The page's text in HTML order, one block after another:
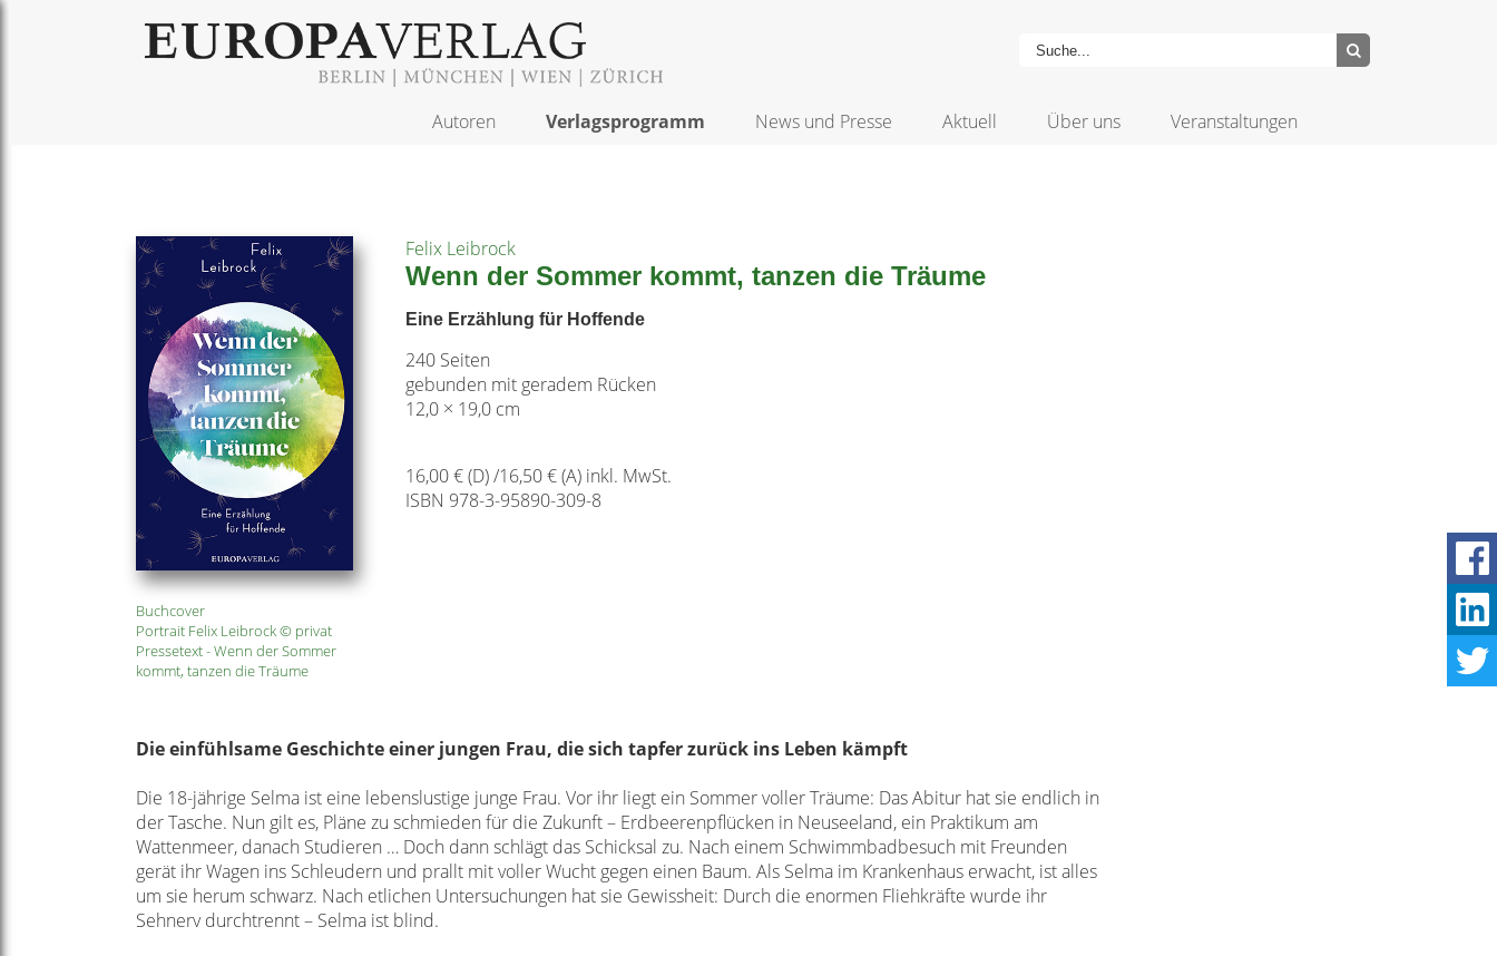
Autoren Verlagsprogramm News und Presse Aktuell Über uns Veranstaltungen
Buchcover
Portrait Felix Leibrock © privat
Pressetext - Wenn der Sommer
kommt, tanzen die Träume
Felix Leibrock
Wenn der Sommer kommt, tanzen die Träume
Eine Erzählung für Hoffende
240 Seiten
gebunden mit geradem Rücken
12,0 × 19,0 cm
16,00 € (D) /16,50 € (A) inkl. MwSt.
ISBN 978-3-95890-309-8
Die einfühlsame Geschichte einer jungen Frau, die sich tapfer zurück ins Leben kämpft
Die 18-jährige Selma ist eine lebenslustige junge Frau. Vor ihr liegt ein Sommer voller Träume: Das Abitur hat sie endlich in
der Tasche. Nun gilt es, Pläne zu schmieden für die Zukunft – Erdbeerenpflücken in Neuseeland, ein Praktikum am
Wattenmeer, danach Studieren … Doch dann schlägt das Schicksal zu. Nach einem Schwimmbadbesuch mit Freunden
gerät ihr Wagen ins Schleudern und prallt mit voller Wucht gegen einen Baum. Als Selma im Krankenhaus erwacht, ist alles
um sie herum schwarz. Nach etlichen Untersuchungen hat sie Gewissheit: Durch die enormen Fliehkräfte wurde ihr
Sehnerv durchtrennt – Selma ist blind.